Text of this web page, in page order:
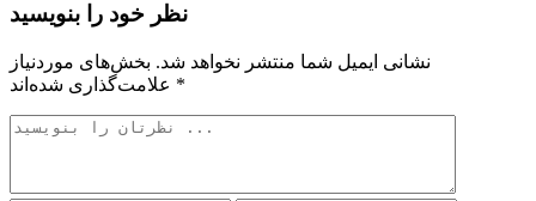
نظر خود را بنویسید
نشانی ایمیل شما منتشر نخواهد شد. بخش‌های موردنیاز
*